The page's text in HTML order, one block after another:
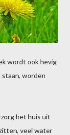
wordt ook hevig
staan, worden
het huis uit
veel water